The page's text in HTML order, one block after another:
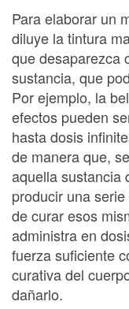
Para elaborar un
diluye la tintura
que desaparezca
sustancia, que
Por ejemplo, la
efectos pueden
hasta dosis
de manera que,
aquella sustancia
producir una
de curar esos
administra en
fuerza suficiente
curativa del
dañarlo.